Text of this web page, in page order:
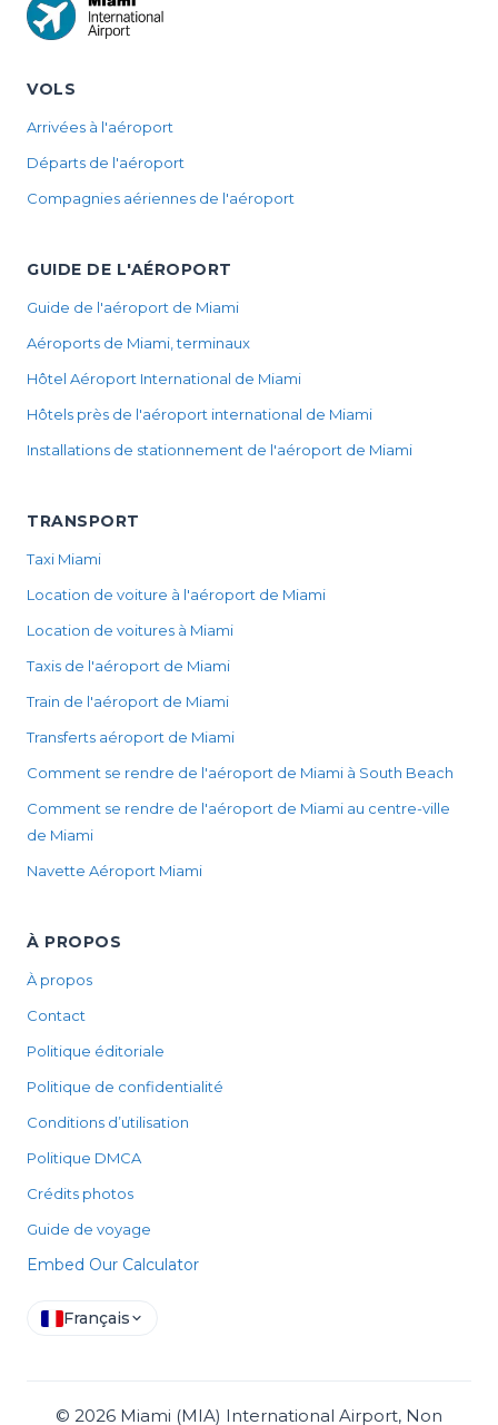
VOLS
Arrivées à l'aéroport
Départs de l'aéroport
Compagnies aériennes de l'aéroport
GUIDE DE L'AÉROPORT
Guide de l'aéroport de Miami
Aéroports de Miami, terminaux
Hôtel Aéroport International de Miami
Hôtels près de l'aéroport international de Miami
Installations de stationnement de l'aéroport de Miami
TRANSPORT
Taxi Miami
Location de voiture à l'aéroport de Miami
Location de voitures à Miami
Taxis de l'aéroport de Miami
Train de l'aéroport de Miami
Transferts aéroport de Miami
Comment se rendre de l'aéroport de Miami à South Beach
Comment se rendre de l'aéroport de Miami au centre-ville
de Miami
Navette Aéroport Miami
À PROPOS
À propos
Contact
Politique éditoriale
Politique de confidentialité
Conditions d’utilisation
Politique DMCA
Crédits photos
Guide de voyage
Embed Our Calculator
Français
© 2026 Miami (MIA) International Airport, Non